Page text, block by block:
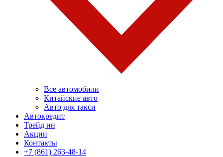
Все автомобили
Китайские авто
Авто для такси
Автокредит
Трейд ин
Акции
Контакты
+7 (861) 263-48-14